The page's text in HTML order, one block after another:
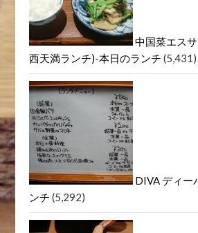
中国菜エス
西天満ランチ)-本日のランチ (5,431)
DIVA ディー
ンチ (5,292)